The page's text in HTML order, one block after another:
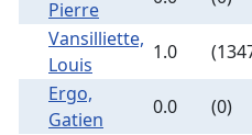
Pierre
Vansilliette,
Louis
1.0
Ergo,
Gatien
0.0 (0)